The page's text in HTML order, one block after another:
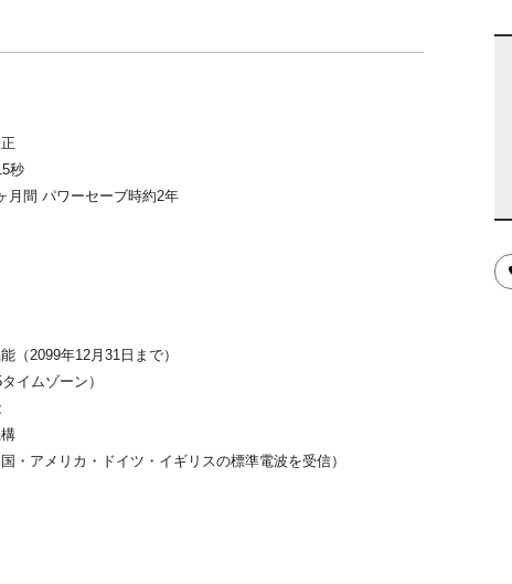
秒
月間 パワーセーブ時約2年
（2099年12月31日まで）
イムゾーン）
・アメリカ・ドイツ・イギリスの標準電波を受信）